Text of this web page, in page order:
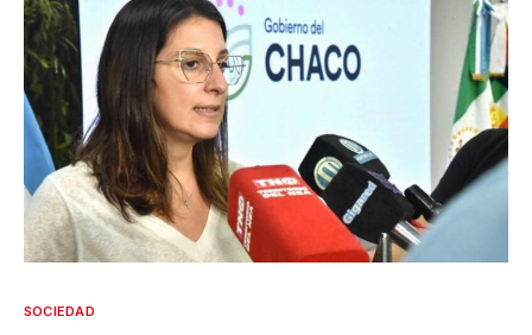
SOCIEDAD